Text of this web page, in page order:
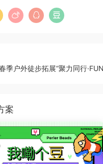
季户外徒步拓展“聚力同行
案